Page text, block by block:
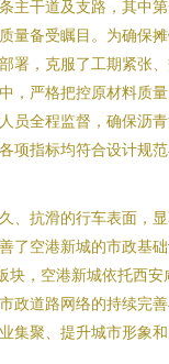
主干道及支路，其中
量备受瞩目。为确保
署，克服了工期紧张
，严格把控原材料质
员全程监督，确保沥
项指标均符合设计规
、抗滑的行车表面，
了空港新城的市政基
，空港新城依托西安
政道路网络的持续完
集聚、提升城市形象